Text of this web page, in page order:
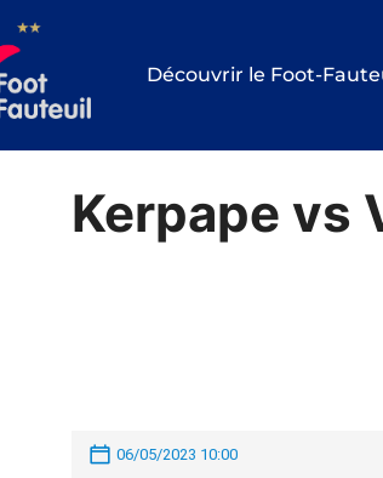
Découvrir le Foot-
Kerpape vs
06/05/2023 10:00